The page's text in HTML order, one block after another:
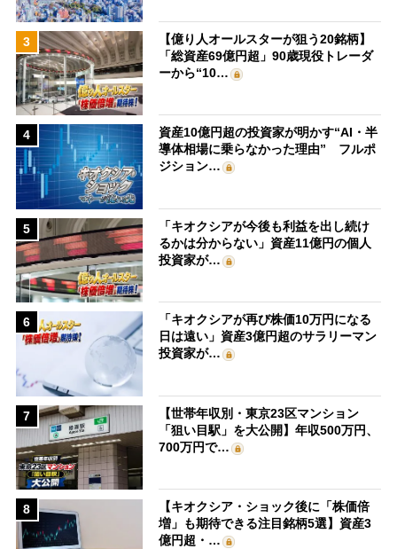
3
【億り人オールスターが狙う20銘柄】
「総資産69億円超」90歳現役トレーダ
ーから“10…
4
資産10億円超の投資家が明かす“AI・半
導体相場に乗らなかった理由” フルポ
ジション…
5
「キオクシアが今後も利益を出し続け
るかは分からない」資産11億円の個人
投資家が…
6
「キオクシアが再び株価10万円になる
日は遠い」資産3億円超のサラリーマン
投資家が…
7
【世帯年収別・東京23区マンション
「狙い目駅」を大公開】年収500万円、
700万円で…
8
【キオクシア・ショック後に「株価倍
増」も期待できる注目銘柄5選】資産3
億円超・…